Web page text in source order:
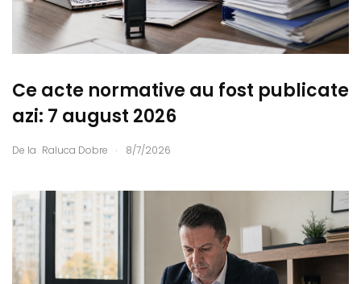
Ce acte normative au fost publicate
azi: 7 august 2026
De la Raluca Dobre . 8/7/2026